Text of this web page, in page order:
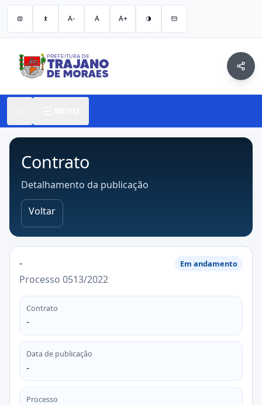
A- A A+
Contrato
Detalhamento da publicação
Voltar
-
Processo 0513/2022
Em andamento
Contrato
-
Data de publicação
-
Processo